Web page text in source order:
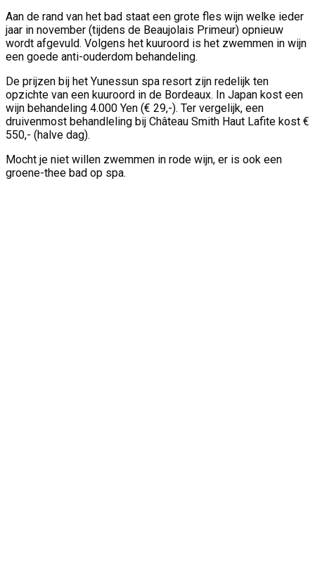
Aan de rand van het bad staat een grote fles wijn welke ieder
jaar in november (tijdens de Beaujolais Primeur) opnieuw
wordt afgevuld. Volgens het kuuroord is het zwemmen in wijn
een goede anti-ouderdom behandeling.
De prijzen bij het Yunessun spa resort zijn redelijk ten
opzichte van een kuuroord in de Bordeaux. In Japan kost een
wijn behandeling 4.000 Yen (€ 29,-). Ter vergelijk, een
druivenmost behandleling bij Château Smith Haut Lafite kost €
550,- (halve dag).
Mocht je niet willen zwemmen in rode wijn, er is ook een
groene-thee bad op spa.